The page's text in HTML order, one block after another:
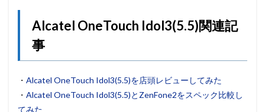
Alcatel OneTouch Idol3(5.5)関連記
事
・ Alcatel OneTouch Idol3(5.5)を店頭レビューしてみた
・ Alcatel OneTouch Idol3(5.5)とZenFone2をスペック比較し
てみた